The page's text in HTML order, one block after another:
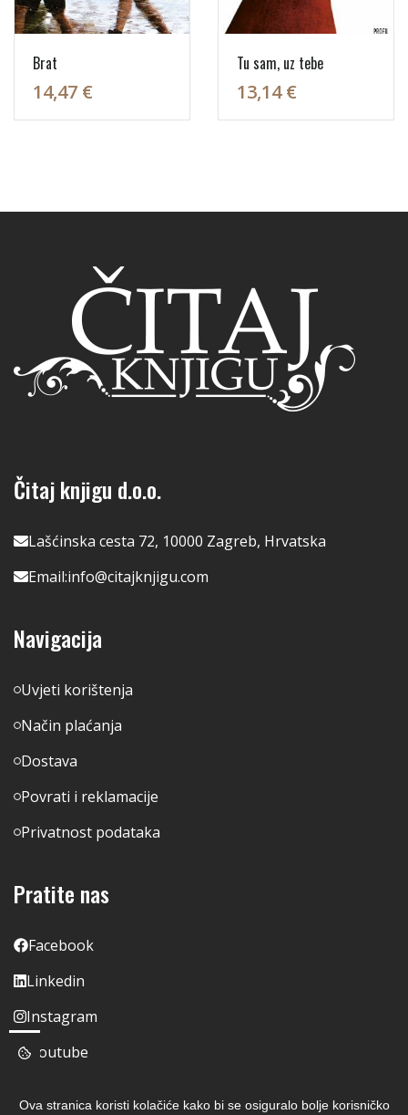
Brat
14,47 €
Tu sam, uz tebe
13,14 €
Čitaj knjigu d.o.o.
Lašćinska cesta 72, 10000 Zagreb, Hrvatska
Email:info@citajknjigu.com
Navigacija
Uvjeti korištenja
Način plaćanja
Dostava
Povrati i reklamacije
Privatnost podataka
Pratite nas
Facebook
Linkedin
Instagram
Youtube
Ova stranica koristi kolačiće kako bi se osiguralo bolje korisničko